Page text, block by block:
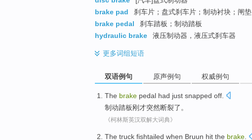
brake pad
刹车片；盘式刹车片；制动衬块；闸垫
brake pedal
刹车踏板；制动踏板
hydraulic brake
液压制动器，液压式刹车器
更多词组短语
双语例句 原声例句 权威例句
The brake pedal had just snapped off.
制动踏板刚才突然断裂了。
《柯林斯英汉双解大词典》
The truck fishtailed when Bruun hit the brake